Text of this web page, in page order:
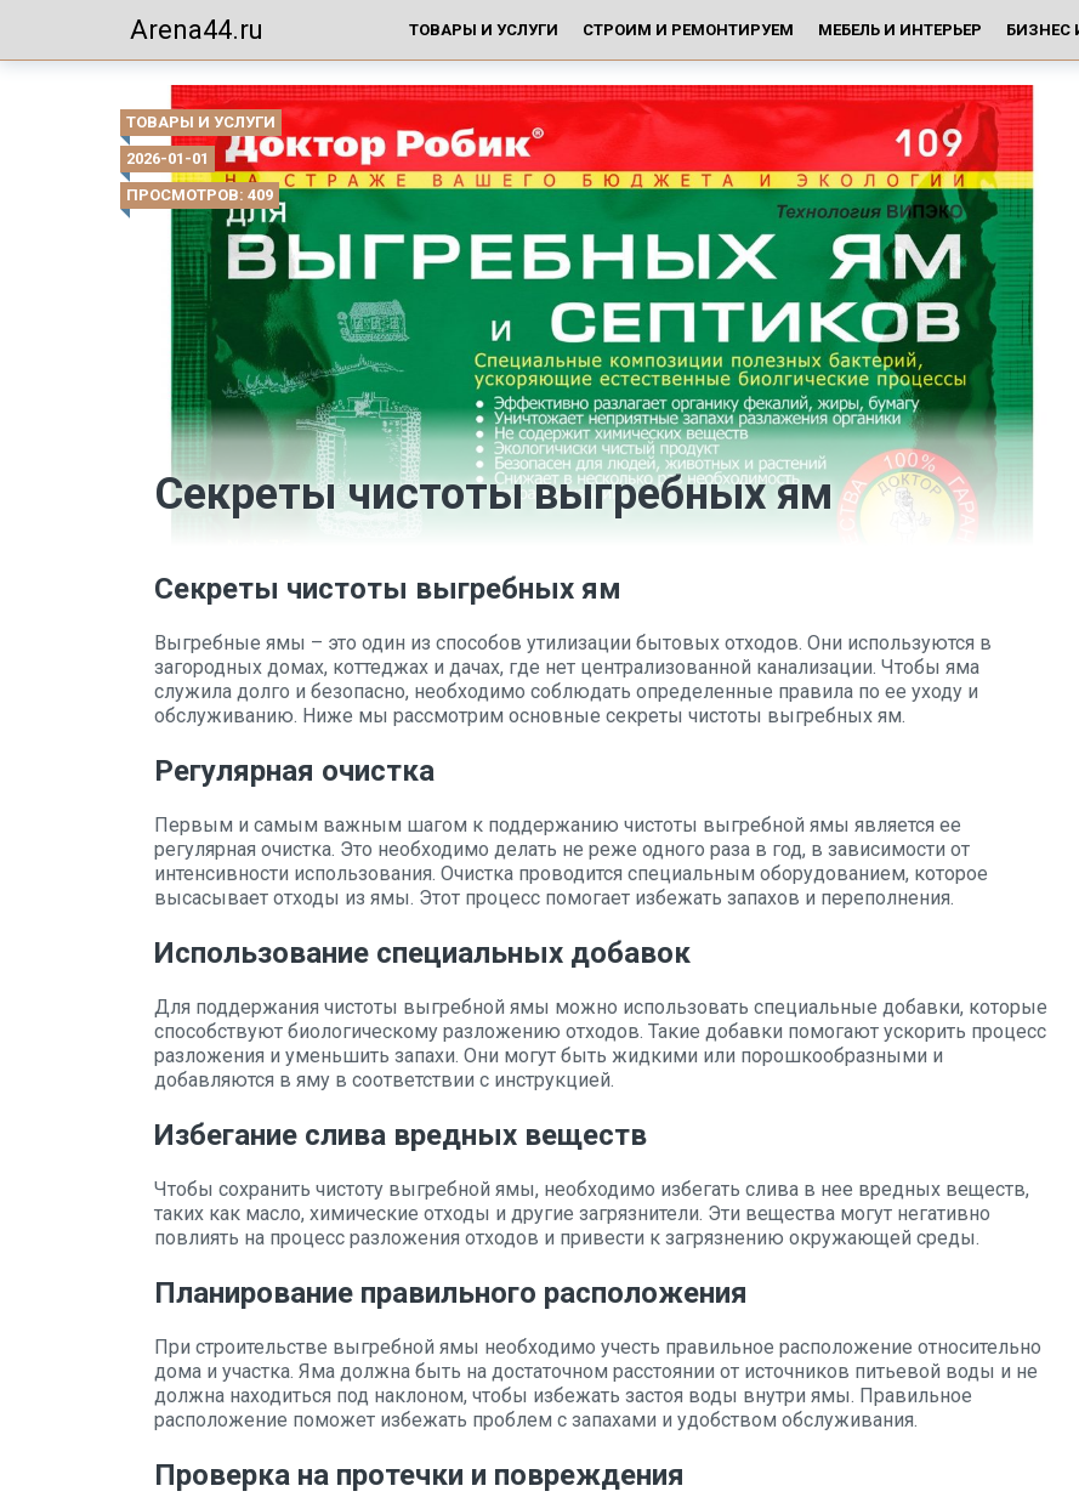
Arena44.ru ТОВАРЫ И УСЛУГИ СТРОИМ И РЕМОНТИРУЕМ МЕБЕЛЬ И ИНТЕРЬЕР БИЗНЕС
ТОВАРЫ И УСЛУГИ
2026-01-01
ПРОСМОТРОВ: 409
Секреты чистоты выгребных ям
Секреты чистоты выгребных ям
Выгребные ямы – это один из способов утилизации бытовых отходов. Они используются в
загородных домах, коттеджах и дачах, где нет централизованной канализации. Чтобы яма
служила долго и безопасно, необходимо соблюдать определенные правила по ее уходу и
обслуживанию. Ниже мы рассмотрим основные секреты чистоты выгребных ям.
Регулярная очистка
Первым и самым важным шагом к поддержанию чистоты выгребной ямы является ее
регулярная очистка. Это необходимо делать не реже одного раза в год, в зависимости от
интенсивности использования. Очистка проводится специальным оборудованием, которое
высасывает отходы из ямы. Этот процесс помогает избежать запахов и переполнения.
Использование специальных добавок
Для поддержания чистоты выгребной ямы можно использовать специальные добавки, которые
способствуют биологическому разложению отходов. Такие добавки помогают ускорить процесс
разложения и уменьшить запахи. Они могут быть жидкими или порошкообразными и
добавляются в яму в соответствии с инструкцией.
Избегание слива вредных веществ
Чтобы сохранить чистоту выгребной ямы, необходимо избегать слива в нее вредных веществ,
таких как масло, химические отходы и другие загрязнители. Эти вещества могут негативно
повлиять на процесс разложения отходов и привести к загрязнению окружающей среды.
Планирование правильного расположения
При строительстве выгребной ямы необходимо учесть правильное расположение относительно
дома и участка. Яма должна быть на достаточном расстоянии от источников питьевой воды и не
должна находиться под наклоном, чтобы избежать застоя воды внутри ямы. Правильное
расположение поможет избежать проблем с запахами и удобством обслуживания.
Проверка на протечки и повреждения